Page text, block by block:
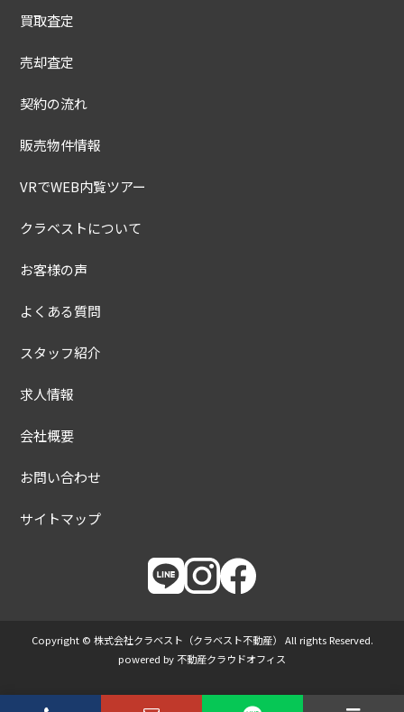
買取査定
売却査定
契約の流れ
販売物件情報
VRでWEB内覧ツアー
クラベストについて
お客様の声
よくある質問
スタッフ紹介
求人情報
会社概要
お問い合わせ
サイトマップ
Copyright © 株式会社クラベスト（クラベスト不動産） All rights Reserved.
powered by 不動産クラウドオフィス